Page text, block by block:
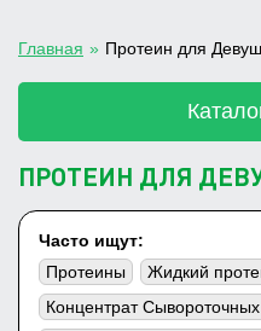
Главная » Протеин для
ПРОТЕИН ДЛЯ
Часто ищут:
Протеины
Жидкий
Концентрат